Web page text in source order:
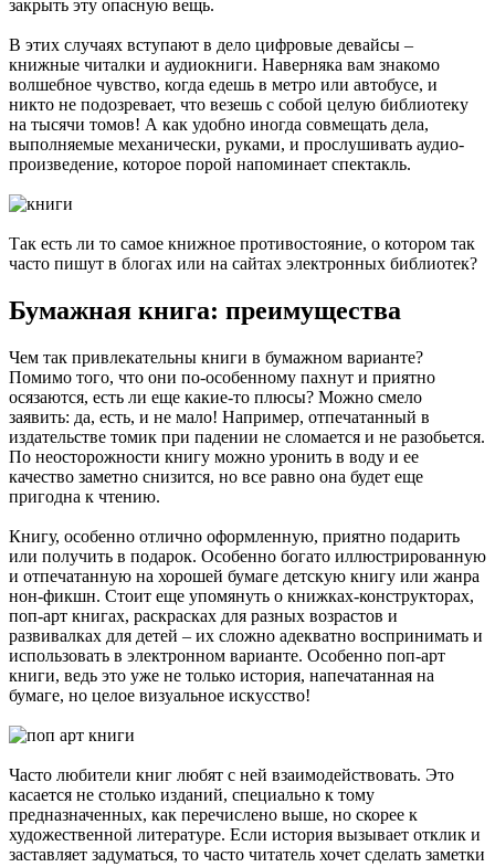
закрыть эту опасную вещь.
В этих случаях вступают в дело цифровые девайсы –
книжные читалки и аудиокниги. Наверняка вам знакомо
волшебное чувство, когда едешь в метро или автобусе, и
никто не подозревает, что везешь с собой целую библиотеку
на тысячи томов! А как удобно иногда совмещать дела,
выполняемые механически, руками, и прослушивать аудио-
произведение, которое порой напоминает спектакль.
Так есть ли то самое книжное противостояние, о котором так
часто пишут в блогах или на сайтах электронных библиотек?
Бумажная книга: преимущества
Чем так привлекательны книги в бумажном варианте?
Помимо того, что они по-особенному пахнут и приятно
осязаются, есть ли еще какие-то плюсы? Можно смело
заявить: да, есть, и не мало! Например, отпечатанный в
издательстве томик при падении не сломается и не разобьется.
По неосторожности книгу можно уронить в воду и ее
качество заметно снизится, но все равно она будет еще
пригодна к чтению.
Книгу, особенно отлично оформленную, приятно подарить
или получить в подарок. Особенно богато иллюстрированную
и отпечатанную на хорошей бумаге детскую книгу или жанра
нон-фикшн. Стоит еще упомянуть о книжках-конструкторах,
поп-арт книгах, раскрасках для разных возрастов и
развивалках для детей – их сложно адекватно воспринимать и
использовать в электронном варианте. Особенно поп-арт
книги, ведь это уже не только история, напечатанная на
бумаге, но целое визуальное искусство!
Часто любители книг любят с ней взаимодействовать. Это
касается не столько изданий, специально к тому
предназначенных, как перечислено выше, но скорее к
художественной литературе. Если история вызывает отклик и
заставляет задуматься, то часто читатель хочет сделать заметки